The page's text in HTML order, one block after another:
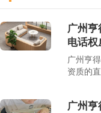
广州亨
电话权
广州亨
资质的
广州亨